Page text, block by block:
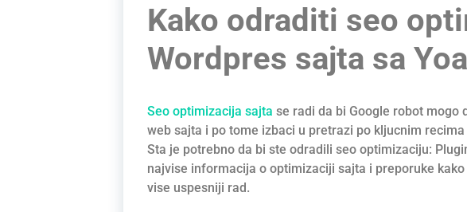
Kako odraditi seo
Wordpres sajta sa
Seo optimizacija sajta se radi da bi Google robot mogo
web sajta i po tome izbaci u pretrazi po kljucnim
Sta je potrebno da bi ste odradili seo optimizaciju:
najvise informacija o optimizaciji sajta i preporuke
vise uspesniji rad.